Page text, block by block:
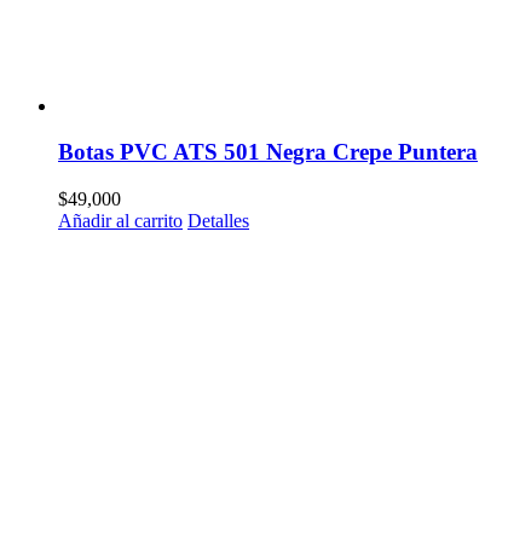
Botas PVC ATS 501 Negra Crepe Puntera
$49,000
Añadir al carrito Detalles